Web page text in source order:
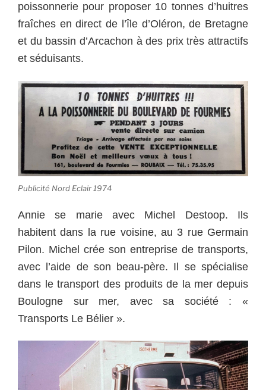
poissonnerie pour proposer 10 tonnes d’huitres
fraîches en direct de l’île d’Oléron, de Bretagne
et du bassin d’Arcachon à des prix très attractifs
et séduisants.
Publicité Nord Eclair 1974
Annie se marie avec Michel Destoop. Ils
habitent dans la rue voisine, au 3 rue Germain
Pilon. Michel crée son entreprise de transports,
avec l’aide de son beau-père. Il se spécialise
dans le transport des produits de la mer depuis
Boulogne sur mer, avec sa société : «
Transports Le Bélier ».